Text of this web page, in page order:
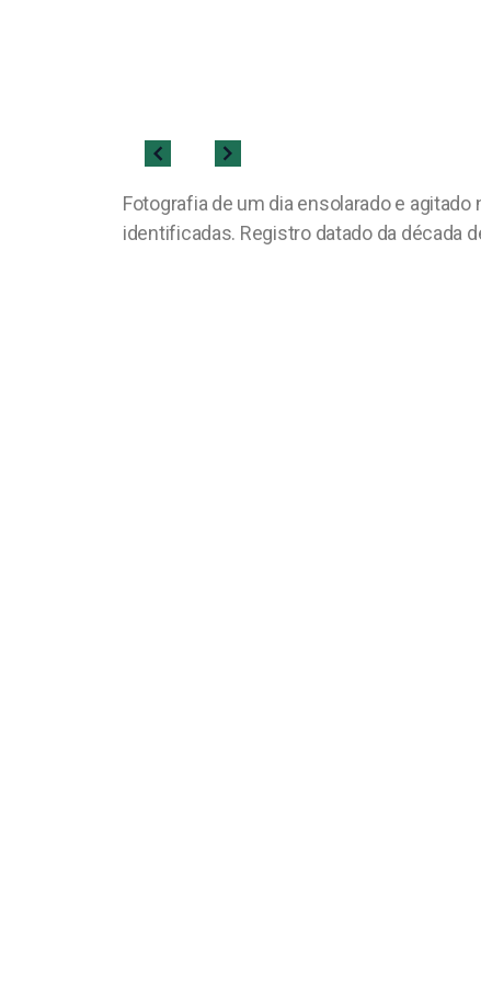
Fotografia de um dia ensolarado e
identificadas. Registro datado da década